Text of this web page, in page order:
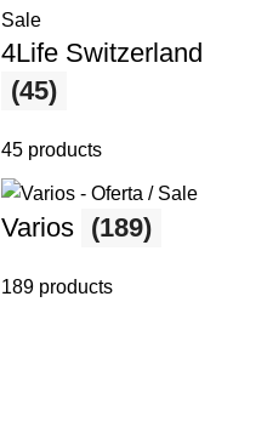
4Life Switzerland
(45)
45 products
Varios (189)
189 products